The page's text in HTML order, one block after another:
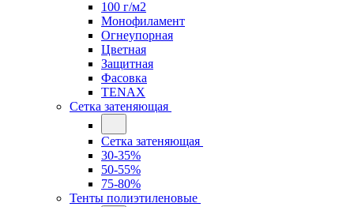
100 г/м2
Монофиламент
Огнеупорная
Цветная
Защитная
Фасовка
TENAX
Сетка затеняющая
Сетка затеняющая
30-35%
50-55%
75-80%
Тенты полиэтиленовые